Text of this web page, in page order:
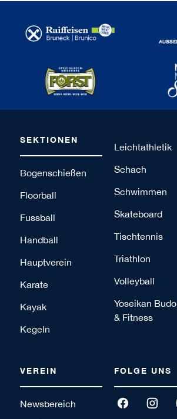
SEKTIONEN
Bogenschießen
Floorball
Fussball
Handball
Hauptverein
Karate
Kayak
Kegeln
Leichtathletik
Schach
Schwimmen
Skateboard
Tischtennis
Triathlon
Volleyball
Yoseikan Budo
& Fitness
VEREIN
Newsbereich
FOLGE UNS